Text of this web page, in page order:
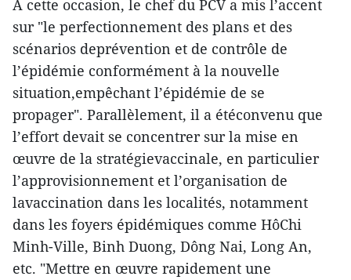
À cette occasion, le chef du PCV a mis l’accent
sur "le perfectionnement des plans et des
scénarios deprévention et de contrôle de
l’épidémie conformément à la nouvelle
situation,empêchant l’épidémie de se
propager". Parallèlement, il a étéconvenu que
l’effort devait se concentrer sur la mise en
œuvre de la stratégievaccinale, en particulier
l’approvisionnement et l’organisation de
lavaccination dans les localités, notamment
dans les foyers épidémiques comme HôChi
Minh-Ville, Binh Duong, Dông Nai, Long An,
etc. "Mettre en œuvre rapidement une